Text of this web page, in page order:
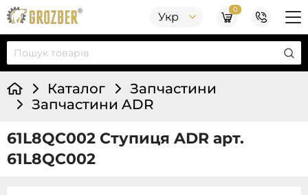
Укр
0
Каталог
Запчастини
Запчастини ADR
61L8QC002 Ступиця ADR арт.
61L8QC002